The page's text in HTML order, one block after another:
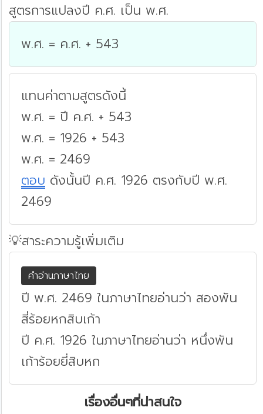
สูตรการแปลงปี ค.ศ. เป็น พ.ศ.
พ.ศ. = ค.ศ. + 543
แทนค่าตามสูตรดังนี้
พ.ศ. = ปี ค.ศ. + 543
พ.ศ. = 1926 + 543
พ.ศ. = 2469
ตอบ ดังนั้นปี ค.ศ. 1926 ตรงกับปี พ.ศ.
2469
💡สาระความรู้เพิ่มเติม
คำอ่านภาษาไทย
ปี พ.ศ. 2469 ในภาษาไทยอ่านว่า สองพัน
สี่ร้อยหกสิบเก้า
ปี ค.ศ. 1926 ในภาษาไทยอ่านว่า หนึ่งพัน
เก้าร้อยยี่สิบหก
เรื่องอื่นๆที่น่าสนใจ